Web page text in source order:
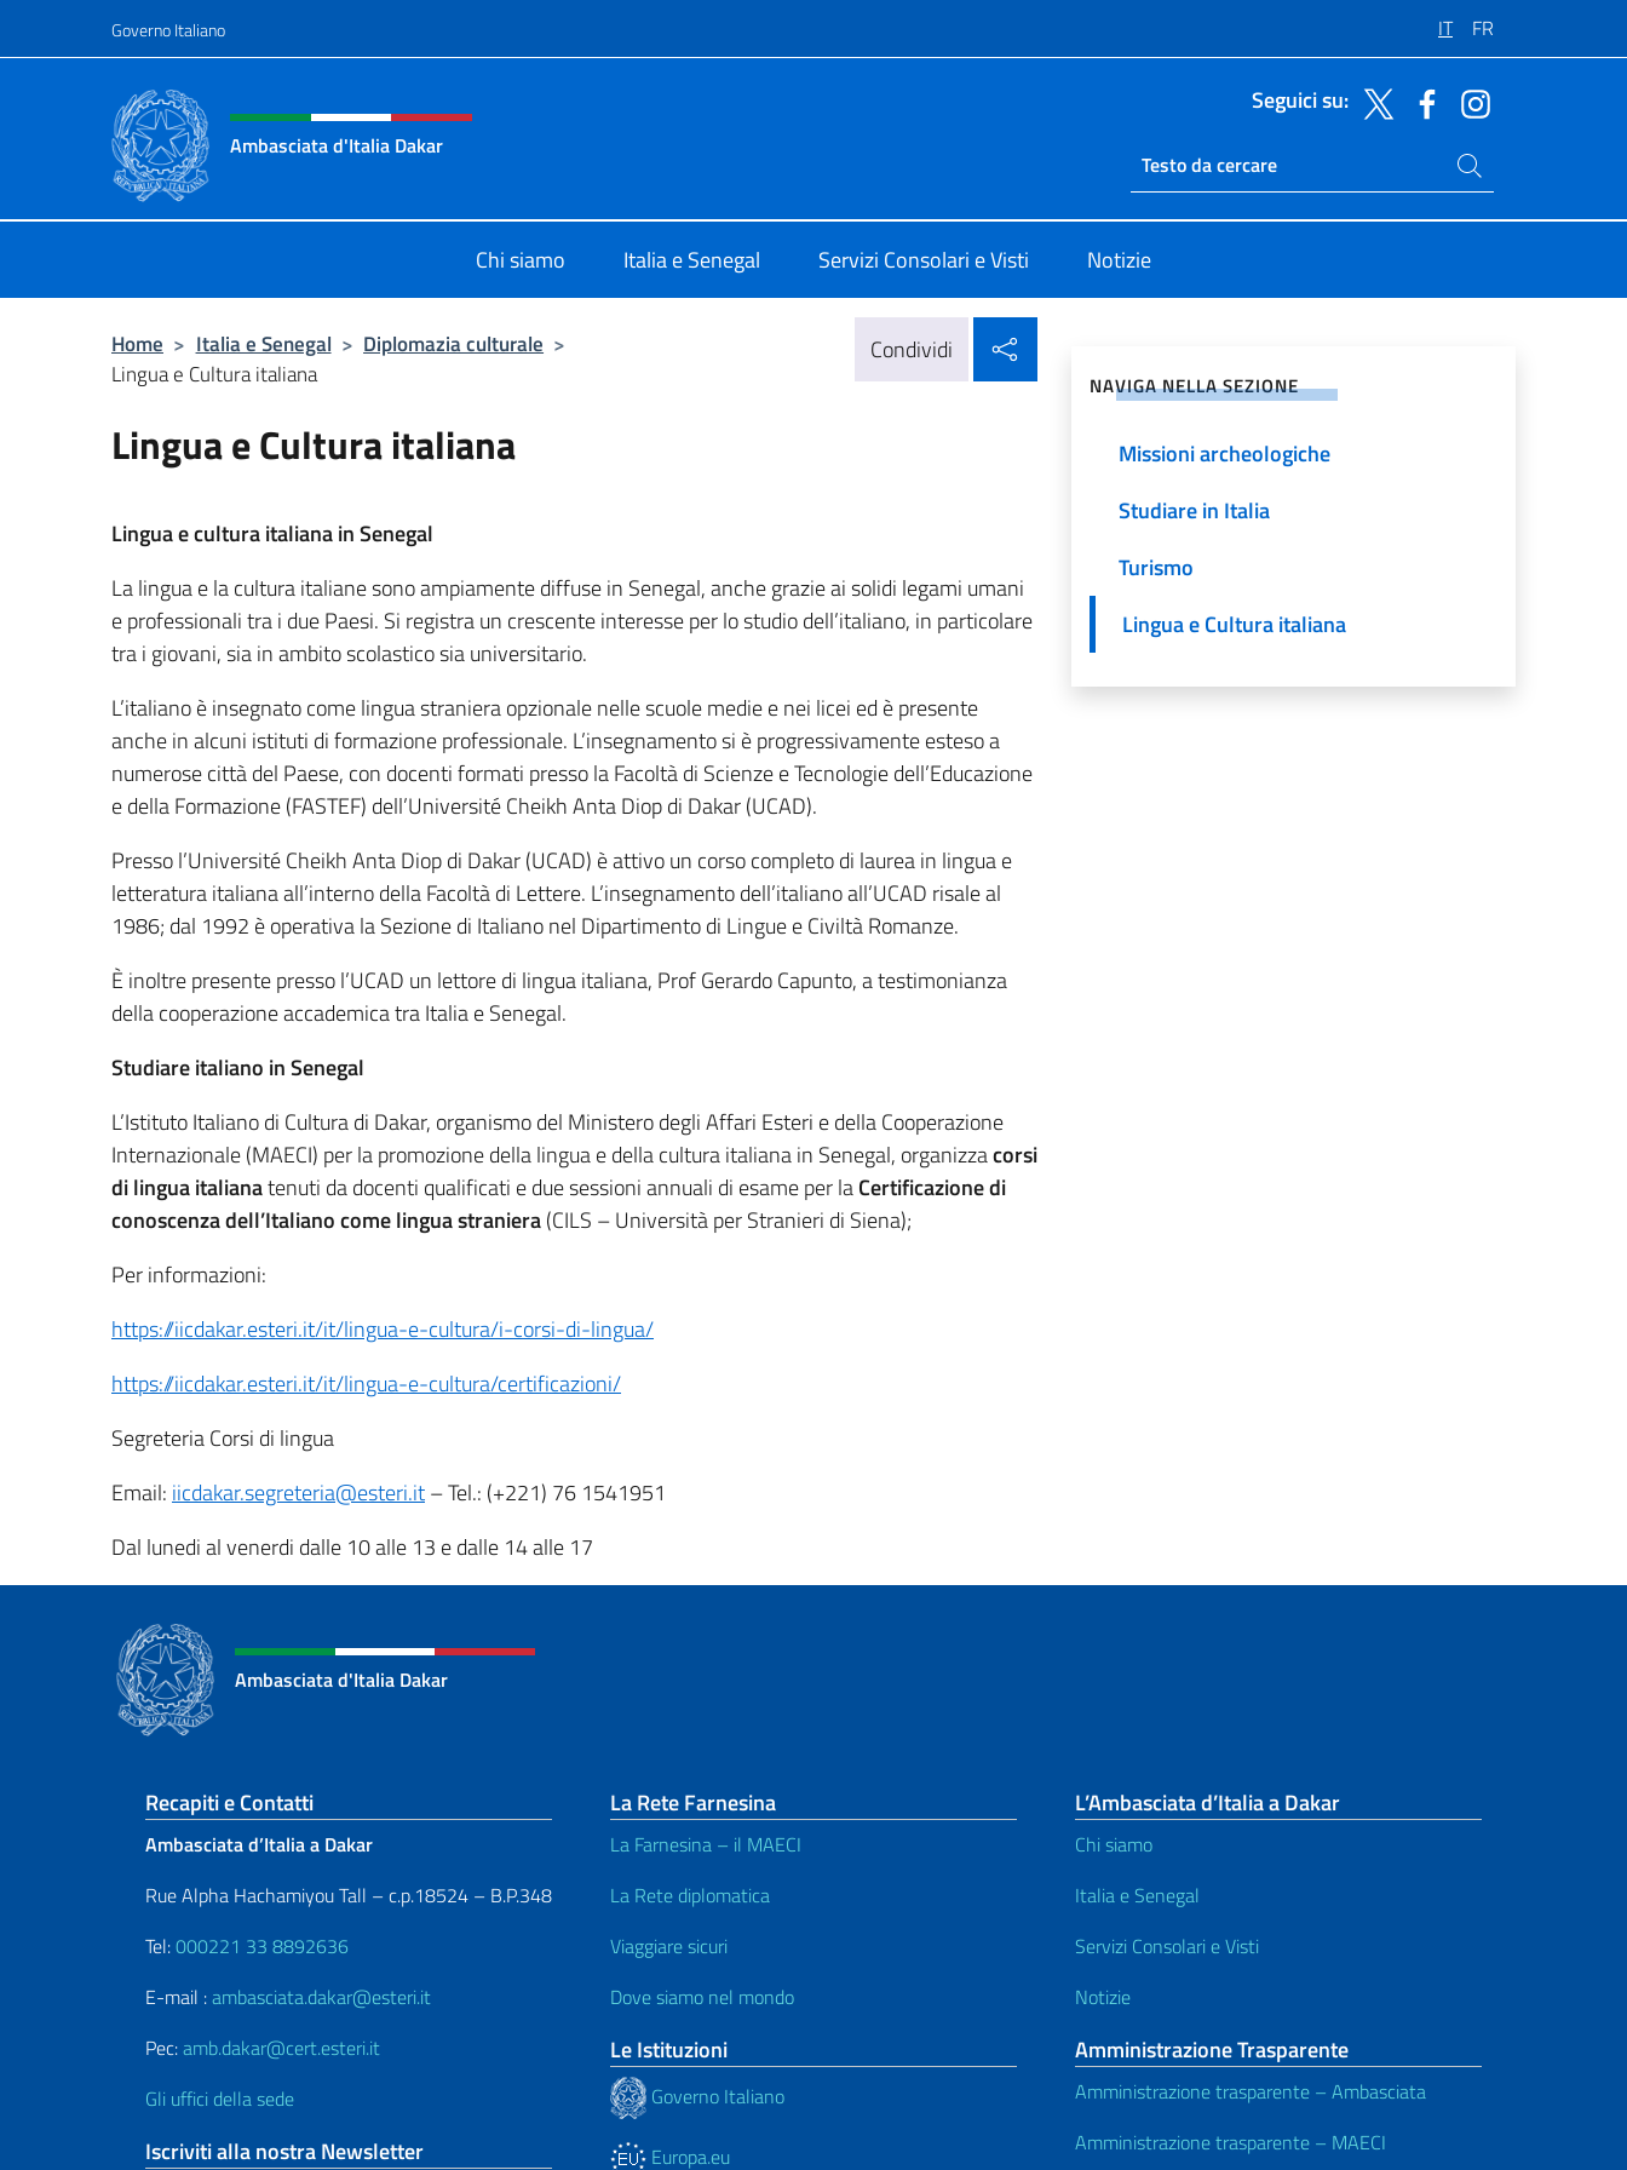
Governo Italiano IT FR
Intestazione sito, social e menù
Ambasciata d'Italia Dakar
Seguici su:
Ricerca sito live
Cerca nel sito
Chi siamo Italia e Senegal Servizi Consolari e Visti Notizie
Home > Italia e Senegal > Diplomazia culturale >
Lingua e Cultura italiana
Condividi
Lingua e Cultura italiana
Lingua e cultura italiana in Senegal
La lingua e la cultura italiane sono ampiamente diffuse in Senegal, anche grazie ai solidi legami umani
e professionali tra i due Paesi. Si registra un crescente interesse per lo studio dell’italiano, in particolare
tra i giovani, sia in ambito scolastico sia universitario.
L’italiano è insegnato come lingua straniera opzionale nelle scuole medie e nei licei ed è presente
anche in alcuni istituti di formazione professionale. L’insegnamento si è progressivamente esteso a
numerose città del Paese, con docenti formati presso la Facoltà di Scienze e Tecnologie dell’Educazione
e della Formazione (FASTEF) dell’Université Cheikh Anta Diop di Dakar (UCAD).
Presso l’Université Cheikh Anta Diop di Dakar (UCAD) è attivo un corso completo di laurea in lingua e
letteratura italiana all’interno della Facoltà di Lettere. L’insegnamento dell’italiano all’UCAD risale al
1986; dal 1992 è operativa la Sezione di Italiano nel Dipartimento di Lingue e Civiltà Romanze.
È inoltre presente presso l’UCAD un lettore di lingua italiana, Prof Gerardo Capunto, a testimonianza
della cooperazione accademica tra Italia e Senegal.
Studiare italiano in Senegal
L’Istituto Italiano di Cultura di Dakar, organismo del Ministero degli Affari Esteri e della Cooperazione
Internazionale (MAECI) per la promozione della lingua e della cultura italiana in Senegal, organizzacorsi
di lingua italianatenuti da docenti qualificati e due sessioni annuali di esame per laCertificazione di
conoscenza dell’Italiano come lingua straniera(CILS – Università per Stranieri di Siena);
Per informazioni:
https://iicdakar.esteri.it/it/lingua-e-cultura/i-corsi-di-lingua/
https://iicdakar.esteri.it/it/lingua-e-cultura/certificazioni/
Segreteria Corsi di lingua
Email: iicdakar.segreteria@esteri.it– Tel.: (+221) 76 1541951
Dal lunedi al venerdi dalle 10 alle 13 e dalle 14 alle 17
NAVIGA NELLA SEZIONE
Missioni archeologiche
Studiare in Italia
Turismo
Lingua e Cultura italiana
Ambasciata d'Italia Dakar
Sezione footer
Recapiti e Contatti
Ambasciata d’Italia a Dakar
Rue Alpha Hachamiyou Tall – c.p.18524 – B.P.348
Tel:000221 33 8892636
E-mail :ambasciata.dakar@esteri.it
Pec:amb.dakar@cert.esteri.it
Gli uffici della sede
Iscriviti alla nostra Newsletter
La Rete Farnesina
La Farnesina – il MAECI
La Rete diplomatica
Viaggiare sicuri
Dove siamo nel mondo
Le Istituzioni
Governo Italiano
Europa.eu
L’Ambasciata d’Italia a Dakar
Chi siamo
Italia e Senegal
Servizi Consolari e Visti
Notizie
Amministrazione Trasparente
Amministrazione trasparente – Ambasciata
Amministrazione trasparente – MAECI